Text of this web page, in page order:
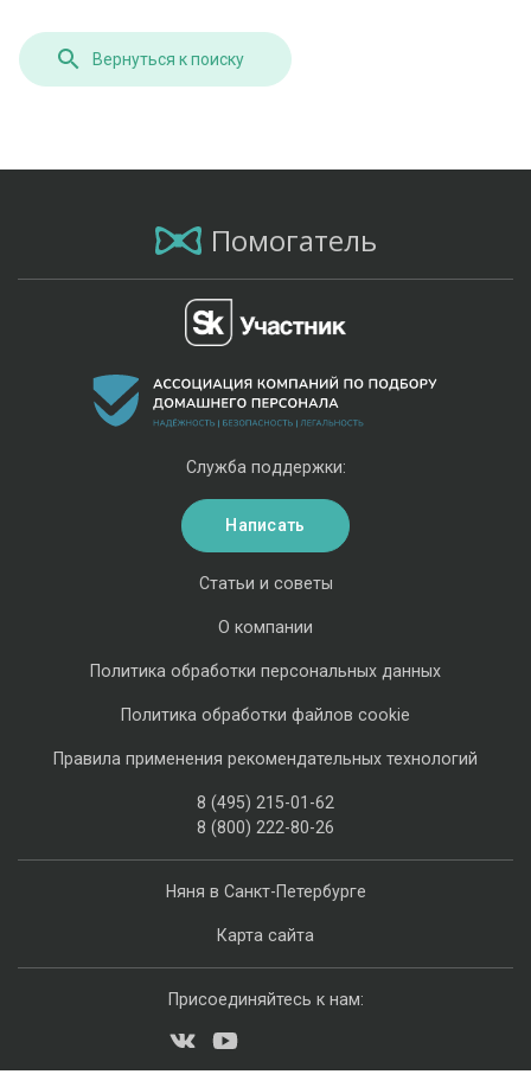
Вернуться к поиску
Помогатель
Няня в Санкт-Петербурге
Карта сайта
Статьи и советы
О компании
Политика обработки персональных данных
Политика обработки файлов cookie
Правила применения рекомендательных технологий
8 (495) 215-01-62
8 (800) 222-80-26
Служба поддержки:
Написать
Присоединяйтесь к нам: